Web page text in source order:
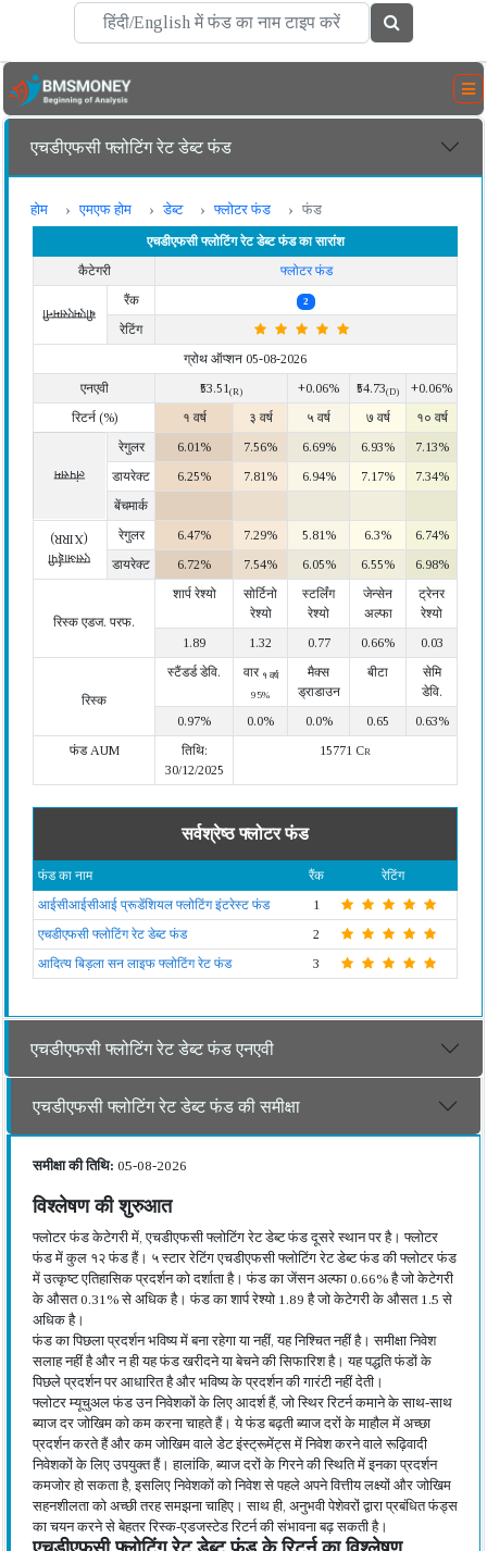
एचडीएफसी फ्लोटिंग रेट डेब्ट फंड
होम एमएफ होम डेब्ट फ्लोटर फंड फंड
एचडीएफसी फ्लोटिंग रेट डेब्ट फंड का सारांश
कैटेगरी
फ्लोटर फंड
बीएमएसमनी
रैंक 2
रेटिंग
ग्रोथ ऑप्शन 05-08-2026
एनएवी
₹53.51(R) +0.06% ₹54.73(D)
+0.06%
रिटर्न (%)
१ वर्ष ३ वर्ष ५ वर्ष ७ वर्ष १० वर्ष
लंपसम
रेगुलर 6.01% 7.56% 6.69% 6.93%
7.13%
डायरेक्ट
6.25% 7.81% 6.94% 7.17%
7.34%
बेंचमार्क
एसआईपी
(XIRR) रेगुलर 6.47% 7.29% 5.81% 6.3%
6.74%
डायरेक्ट
6.72% 7.54% 6.05% 6.55% 6.98%
रिस्क एडज. परफ.
शार्प रेश्यो
सोर्टिनो
रेश्यो
स्टर्लिंग
रेश्यो
जेन्सेन
अल्फा
ट्रेनर
रेश्यो
1.89
1.32 0.77 0.66% 0.03
रिस्क
स्टैंडर्ड डेवि. वार १ वर्ष
95%
मैक्स
ड्राडाउन
बीटा
सेमि
डेवि.
0.97%
0.0% 0.0% 0.65
0.63%
फंड AUM
तिथि:
30/12/2025
15771 Cr
सर्वश्रेष्ठ फ्लोटर फंड
फंड का नाम रैंक
रेटिंग
आईसीआईसीआई प्रूडेंशियल फ्लोटिंग इंटरेस्ट फंड
1
एचडीएफसी फ्लोटिंग रेट डेब्ट फंड
2
आदित्य बिड़ला सन लाइफ फ्लोटिंग रेट फंड
3
एचडीएफसी फ्लोटिंग रेट डेब्ट फंड एनएवी
एचडीएफसी फ्लोटिंग रेट डेब्ट फंड की समीक्षा
समीक्षा की तिथि: 05-08-2026
विश्लेषण की शुरुआत
फ्लोटर फंड केटेगरी में, एचडीएफसी फ्लोटिंग रेट डेब्ट फंड दूसरे स्थान पर है। फ्लोटर
फंड में कुल १२ फंड हैं। ५ स्टार रेटिंग एचडीएफसी फ्लोटिंग रेट डेब्ट फंड की फ्लोटर फंड
में उत्कृष्ट एतिहासिक प्रदर्शन को दर्शाता है। फंड का जेंसन अल्फा 0.66% है जो केटेगरी
के औसत 0.31% से अधिक है। फंड का शार्प रेश्यो 1.89 है जो केटेगरी के औसत 1.5 से
अधिक है।
फंड का पिछला प्रदर्शन भविष्य में बना रहेगा या नहीं, यह निश्चित नहीं है। समीक्षा निवेश
सलाह नहीं है और न ही यह फंड खरीदने या बेचने की सिफारिश है। यह पद्धति फंडों के
पिछले प्रदर्शन पर आधारित है और भविष्य के प्रदर्शन की गारंटी नहीं देती।
फ्लोटर म्यूचुअल फंड उन निवेशकों के लिए आदर्श हैं, जो स्थिर रिटर्न कमाने के साथ-साथ
ब्याज दर जोखिम को कम करना चाहते हैं। ये फंड बढ़ती ब्याज दरों के माहौल में अच्छा
प्रदर्शन करते हैं और कम जोखिम वाले डेट इंस्ट्रूमेंट्स में निवेश करने वाले रूढ़िवादी
निवेशकों के लिए उपयुक्त हैं। हालांकि, ब्याज दरों के गिरने की स्थिति में इनका प्रदर्शन
कमजोर हो सकता है, इसलिए निवेशकों को निवेश से पहले अपने वित्तीय लक्ष्यों और जोखिम
सहनशीलता को अच्छी तरह समझना चाहिए। साथ ही, अनुभवी पेशेवरों द्वारा प्रबंधित फंड्स
का चयन करने से बेहतर रिस्क-एडजस्टेड रिटर्न की संभावना बढ़ सकती है।